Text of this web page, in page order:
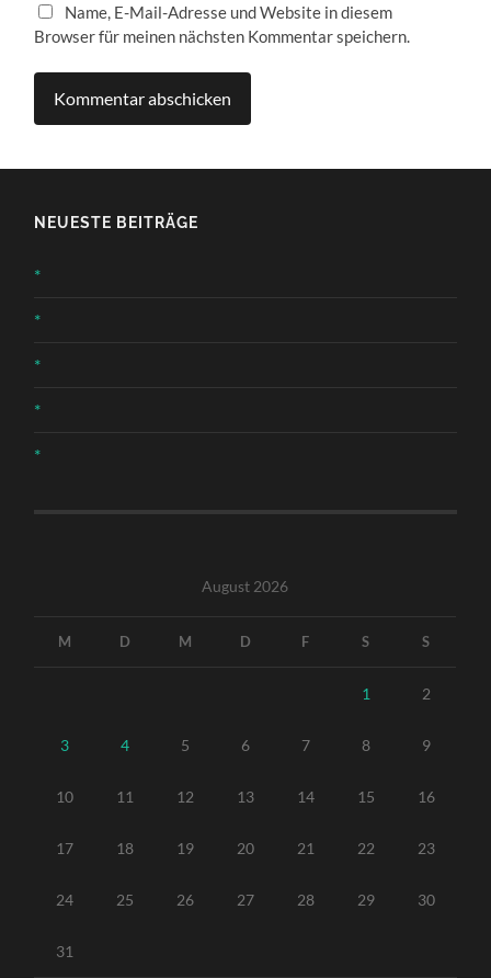
Name, E-Mail-Adresse und Website in diesem
Browser für meinen nächsten Kommentar speichern.
NEUESTE BEITRÄGE
*
*
*
*
*
August 2026
M D M D F S S
1 2
3 4 5 6 7 8 9
10 11 12 13 14 15 16
17 18 19 20 21 22 23
24 25 26 27 28 29 30
31